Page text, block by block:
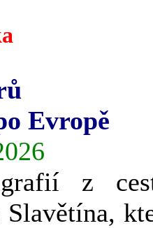
Evropě
z
Slavětína,